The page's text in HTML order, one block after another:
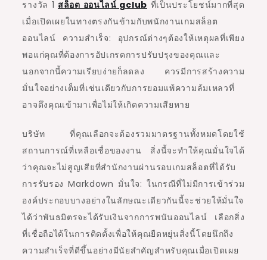
รางวัล 1 สล็อต ออนไลน์ gclub ที่เป็นประโยชน์มากที่สุด
เมื่อเปิดเผยในทางตรงกันข้ามกับพนักงานเกมสล็อต
ออนไลน์ ความสำเร็จ: อุปกรณ์ต่างๆต้องให้เหตุผลที่เพียง
พอแก่คุณที่ต้องการอัปเกรดการปรับปรุงของคุณและ
นอกจากนี้ความเรียบง่ายก็ลดลง ควรมีการสร้างความ
มั่นใจอย่างเต็มที่เช่นเดียวกับการยอมแพ้ความล้มเหลวที่
อาจดึงคุณเข้ามาเพื่อไม่ให้เกิดความเสียหาย
บริษัท ที่คุณเลือกจะต้องรวมมาตรฐานทั้งหมดโดยใช้
สถานการณ์ที่เหลือเชื่อของงาน สิ่งนี้จะทำให้คุณมั่นใจได้
ว่าคุณจะไม่สูญเสียที่สำนักงานผ่านรอบเกมสล็อตที่ได้รับ
การรับรอง Markdown มั่นใจ: ในกรณีที่ไม่มีการเข้าร่วม
องค์ประกอบบางอย่างในลักษณะเดียวกันนี้จะช่วยให้มั่นใจ
ได้ว่าพันธมิตรจะได้รับเงินจากการพนันออนไลน์ เลือกสิ่ง
ที่เชื่อถือได้ในการติดตั้งเพื่อให้คุณยืดหยุ่นสิ่งนี้โดยนึกถึง
ความสำเร็จที่ดีขึ้นอย่างมีนัยสำคัญสำหรับคุณเมื่อเปิดเผย